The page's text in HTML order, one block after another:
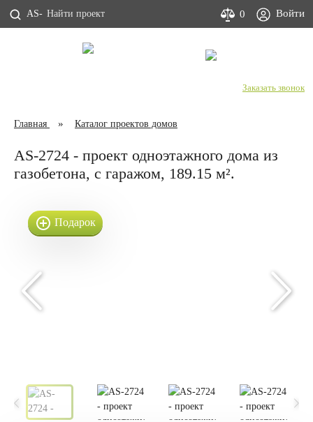
AS- 0 Войти
Заказать звонок
Главная Каталог проектов домов
AS-2724 - проект одноэтажного дома из
газобетона, с гаражом, 189.15 м².
Подарок